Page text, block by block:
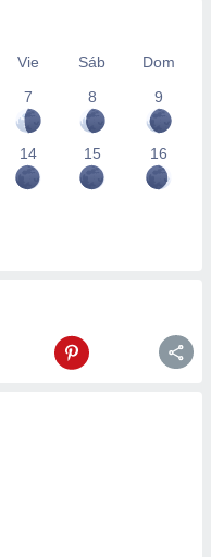
Vie Sáb
Dom
7
8 9
14 15 16